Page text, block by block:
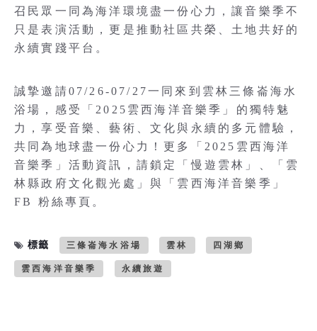
召民眾一同為海洋環境盡一份心力，讓音樂季不
只是表演活動，更是推動社區共榮、土地共好的
永續實踐平台。
誠摯邀請07/26-07/27一同來到雲林三條崙海水
浴場，感受「2025雲西海洋音樂季」的獨特魅
力，享受音樂、藝術、文化與永續的多元體驗，
共同為地球盡一份心力！更多「2025雲西海洋
音樂季」活動資訊，請鎖定「慢遊雲林」、「雲
林縣政府文化觀光處」與「雲西海洋音樂季」
FB 粉絲專頁。
標籤 三條崙海水浴場 雲林 四湖鄉
雲西海洋音樂季 永續旅遊